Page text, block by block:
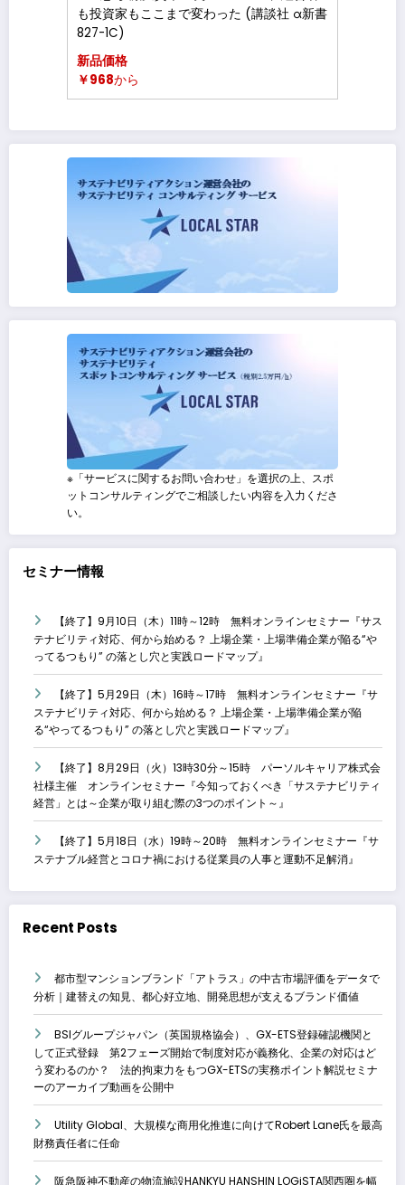
も投資家もここまで変わった (講談社 α新書
827-1C)
新品価格
￥968から
※「サービスに関するお問い合わせ」を選択の上、スポ
ットコンサルティングでご相談したい内容を入力くださ
い。
セミナー情報
【終了】9月10日（木）11時～12時 無料オンラインセミナー『サス
テナビリティ対応、何から始める？ 上場企業・上場準備企業が陥る“や
ってるつもり” の落とし穴と実践ロードマップ』
【終了】5月29日（木）16時～17時 無料オンラインセミナー『サ
ステナビリティ対応、何から始める？ 上場企業・上場準備企業が陥
る“やってるつもり” の落とし穴と実践ロードマップ』
【終了】8月29日（火）13時30分～15時 パーソルキャリア株式会
社様主催 オンラインセミナー『今知っておくべき「サステナビリティ
経営」とは～企業が取り組む際の3つのポイント～』
【終了】5月18日（水）19時～20時 無料オンラインセミナー『サ
ステナブル経営とコロナ禍における従業員の人事と運動不足解消』
Recent Posts
都市型マンションブランド「アトラス」の中古市場評価をデータで
分析｜建替えの知見、都心好立地、開発思想が支えるブランド価値
BSIグループジャパン（英国規格協会）、GX-ETS登録確認機関と
して正式登録 第2フェーズ開始で制度対応が義務化、企業の対応はど
う変わるのか？ 法的拘束力をもつGX-ETSの実務ポイント解説セミナ
ーのアーカイブ動画を公開中
Utility Global、大規模な商用化推進に向けてRobert Lane氏を最高
財務責任者に任命
阪急阪神不動産の物流施設HANKYU HANSHIN LOGiSTA関西圏を幅